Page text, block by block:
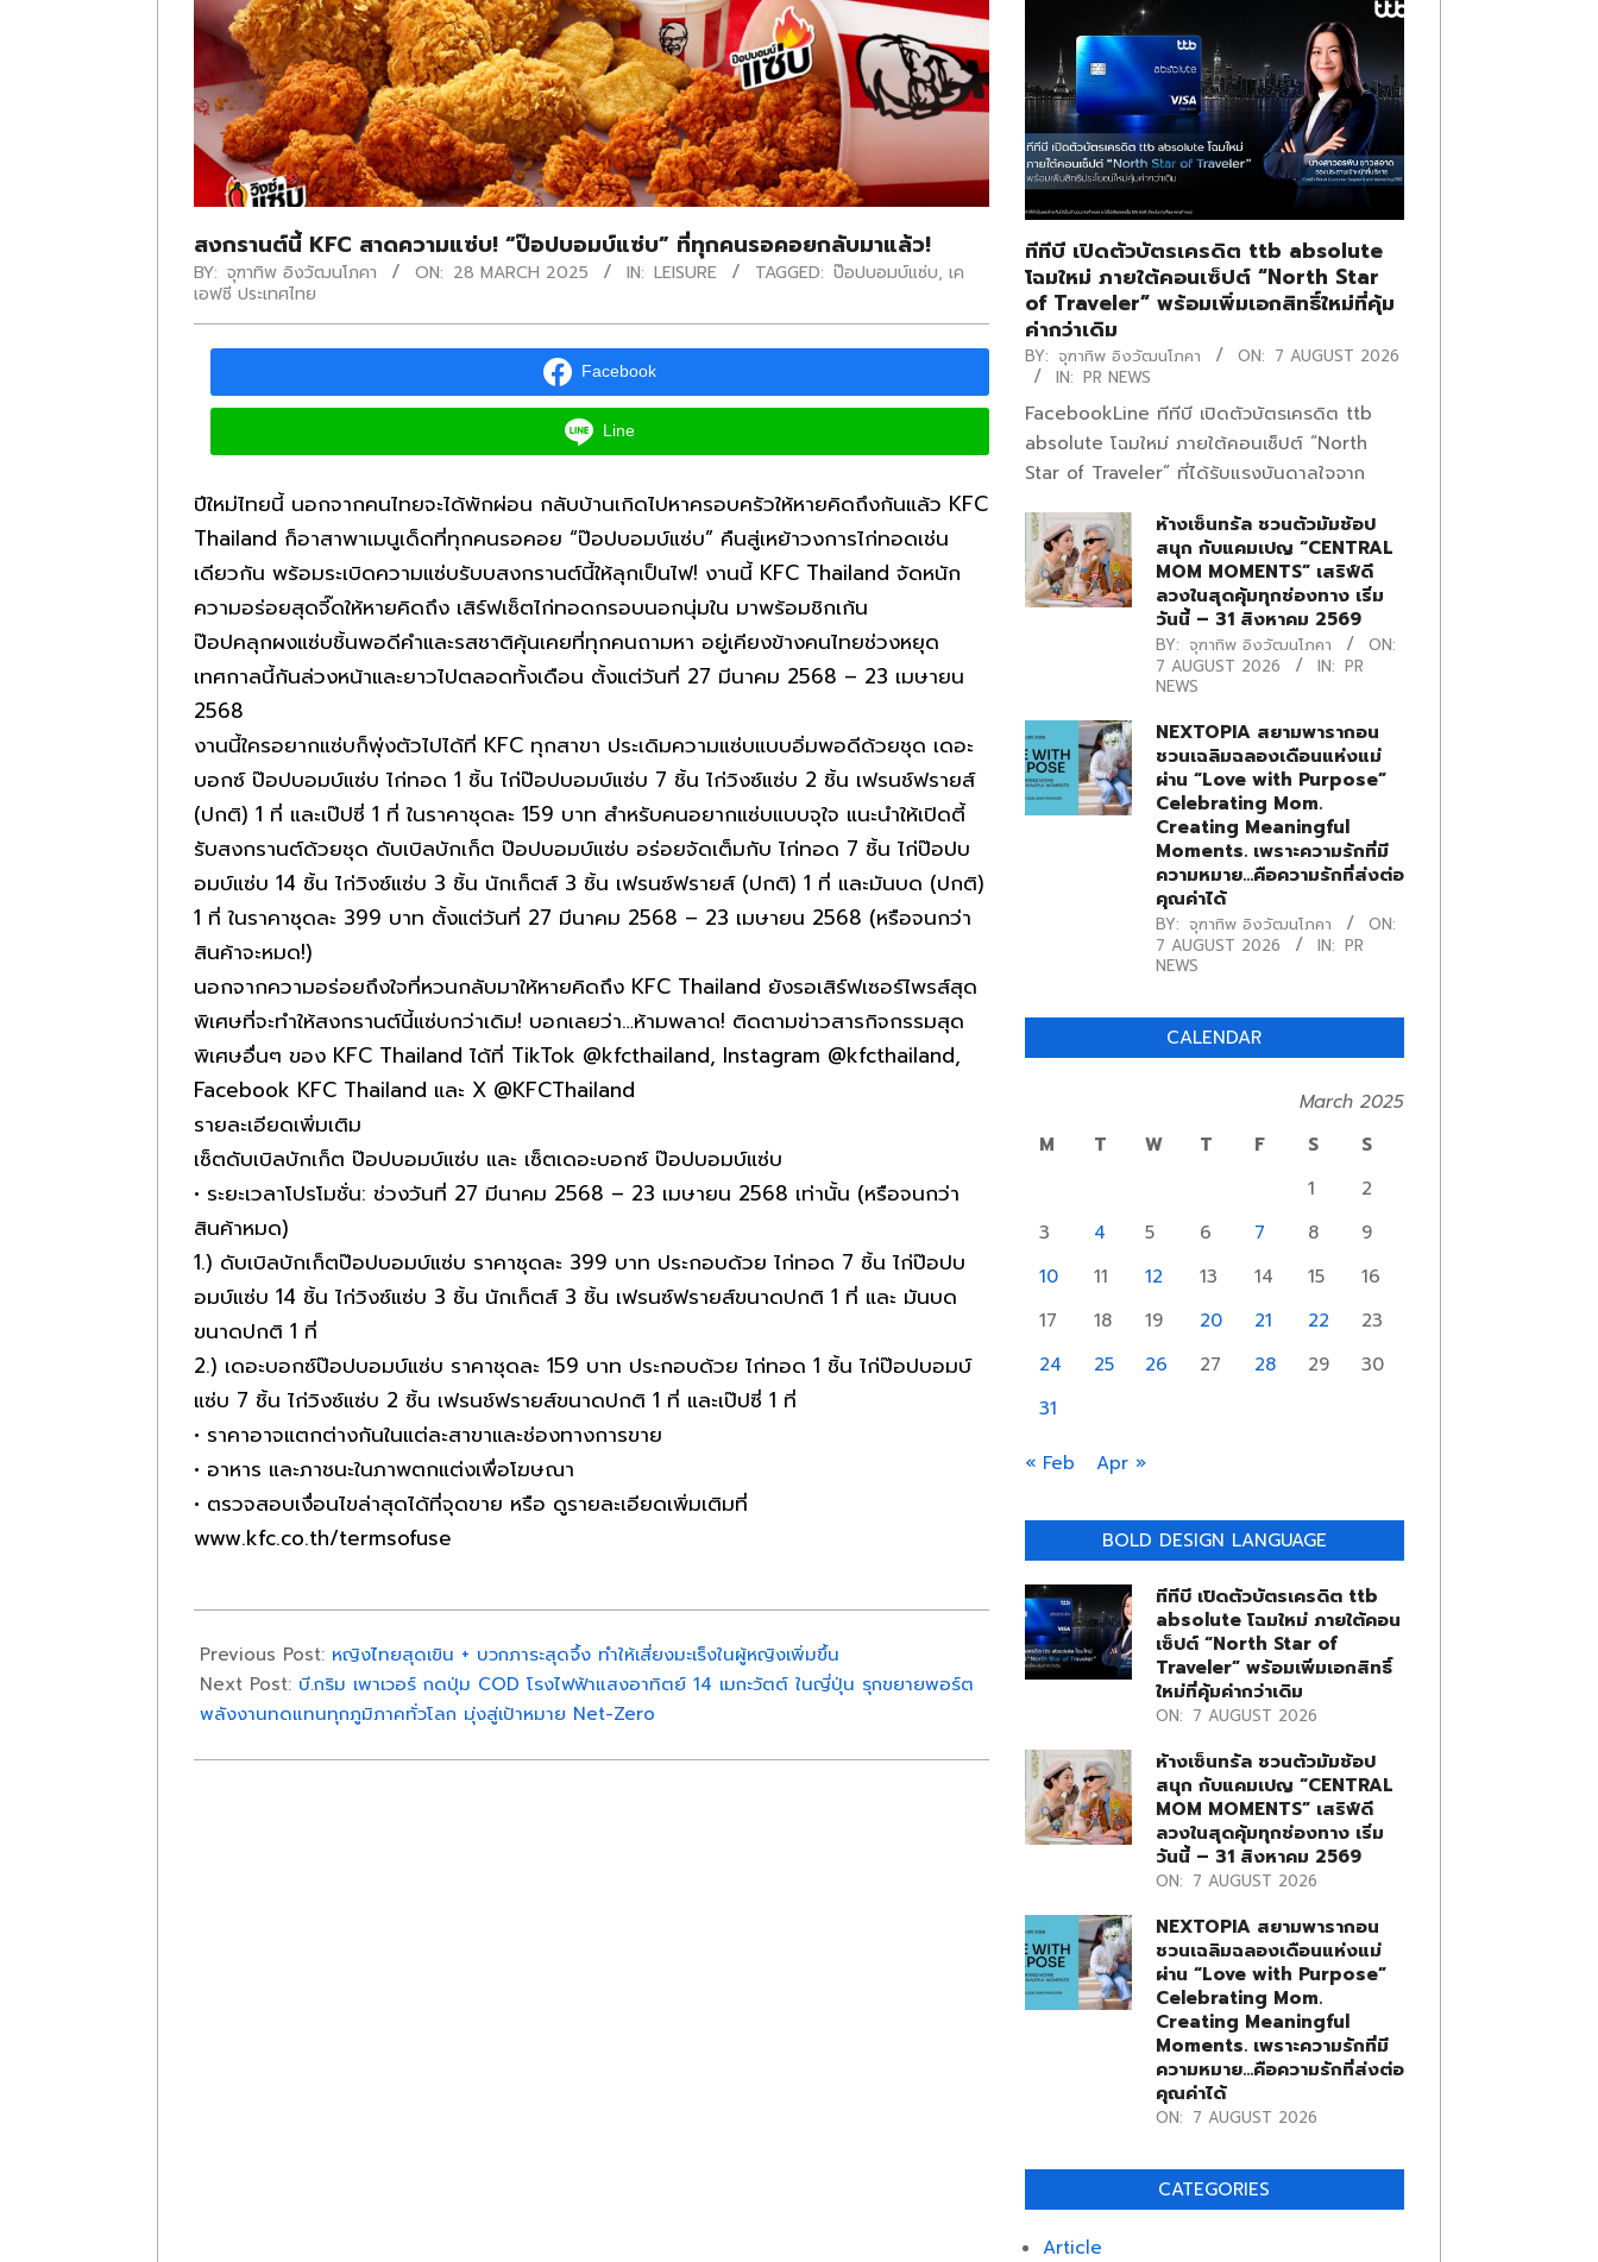
สงกรานต์นี้ KFC สาดความแซ่บ! “ป๊อปบอมบ์แซ่บ” ที่ทุกคนรอคอยกลับมาแล้ว!
BY: จุฑาทิพ อิงวัฒนโภคา ON: 28 MARCH 2025 IN: LEISURE TAGGED: ป๊อปบอมบ์แซ่บ, เค
เอฟซี ประเทศไทย
Facebook
Line
ปีใหม่ไทยนี้ นอกจากคนไทยจะได้พักผ่อน กลับบ้านเกิดไปหาครอบครัวให้หายคิดถึงกันแล้ว KFC
Thailand ก็อาสาพาเมนูเด็ดที่ทุกคนรอคอย “ป๊อปบอมบ์แซ่บ” คืนสู่เหย้าวงการไก่ทอดเช่น
เดียวกัน พร้อมระเบิดความแซ่บรับบสงกรานต์นี้ให้ลุกเป็นไฟ! งานนี้ KFC Thailand จัดหนัก
ความอร่อยสุดจี๊ดให้หายคิดถึง เสิร์ฟเซ็ตไก่ทอดกรอบนอกนุ่มใน มาพร้อมชิกเก้น
ป๊อปคลุกผงแซ่บชิ้นพอดีคำและรสชาติคุ้นเคยที่ทุกคนถามหา อยู่เคียงข้างคนไทยช่วงหยุด
เทศกาลนี้กันล่วงหน้าและยาวไปตลอดทั้งเดือน ตั้งแต่วันที่ 27 มีนาคม 2568 – 23 เมษายน
2568
งานนี้ใครอยากแซ่บก็พุ่งตัวไปได้ที่ KFC ทุกสาขา ประเดิมความแซ่บแบบอิ่มพอดีด้วยชุด เดอะ
บอกซ์ ป๊อปบอมบ์แซ่บ ไก่ทอด 1 ชิ้น ไก่ป๊อปบอมบ์แซ่บ 7 ชิ้น ไก่วิงซ์แซ่บ 2 ชิ้น เฟรนช์ฟรายส์
(ปกติ) 1 ที่ และเป๊ปซี่ 1 ที่ ในราคาชุดละ 159 บาท สำหรับคนอยากแซ่บแบบจุใจ แนะนำให้เปิดตี้
รับสงกรานต์ด้วยชุด ดับเบิลบักเก็ต ป๊อปบอมบ์แซ่บ อร่อยจัดเต็มกับ ไก่ทอด 7 ชิ้น ไก่ป๊อปบ
อมบ์แซ่บ 14 ชิ้น ไก่วิงซ์แซ่บ 3 ชิ้น นักเก็ตส์ 3 ชิ้น เฟรนซ์ฟรายส์ (ปกติ) 1 ที่ และมันบด (ปกติ)
1 ที่ ในราคาชุดละ 399 บาท ตั้งแต่วันที่ 27 มีนาคม 2568 – 23 เมษายน 2568 (หรือจนกว่า
สินค้าจะหมด!)
นอกจากความอร่อยถึงใจที่หวนกลับมาให้หายคิดถึง KFC Thailand ยังรอเสิร์ฟเซอร์ไพรส์สุด
พิเศษที่จะทำให้สงกรานต์นี้แซ่บกว่าเดิม! บอกเลยว่า…ห้ามพลาด! ติดตามข่าวสารกิจกรรมสุด
พิเศษอื่นๆ ของ KFC Thailand ได้ที่ TikTok @kfcthailand, Instagram @kfcthailand,
Facebook KFC Thailand และ X @KFCThailand
รายละเอียดเพิ่มเติม
เซ็ตดับเบิลบักเก็ต ป๊อปบอมบ์แซ่บ และ เซ็ตเดอะบอกซ์ ป๊อปบอมบ์แซ่บ
• ระยะเวลาโปรโมชั่น: ช่วงวันที่ 27 มีนาคม 2568 – 23 เมษายน 2568 เท่านั้น (หรือจนกว่า
สินค้าหมด)
1.) ดับเบิลบักเก็ตป๊อปบอมบ์แซ่บ ราคาชุดละ 399 บาท ประกอบด้วย ไก่ทอด 7 ชิ้น ไก่ป๊อปบ
อมบ์แซ่บ 14 ชิ้น ไก่วิงซ์แซ่บ 3 ชิ้น นักเก็ตส์ 3 ชิ้น เฟรนซ์ฟรายส์ขนาดปกติ 1 ที่ และ มันบด
ขนาดปกติ 1 ที่
2.) เดอะบอกซ์ป๊อปบอมบ์แซ่บ ราคาชุดละ 159 บาท ประกอบด้วย ไก่ทอด 1 ชิ้น ไก่ป๊อปบอมบ์
แซ่บ 7 ชิ้น ไก่วิงซ์แซ่บ 2 ชิ้น เฟรนช์ฟรายส์ขนาดปกติ 1 ที่ และเป๊ปซี่ 1 ที่
• ราคาอาจแตกต่างกันในแต่ละสาขาและช่องทางการขาย
• อาหาร และภาชนะในภาพตกแต่งเพื่อโฆษณา
• ตรวจสอบเงื่อนไขล่าสุดได้ที่จุดขาย หรือ ดูรายละเอียดเพิ่มเติมที่
www.kfc.co.th/termsofuse
03-
28
Previous Post: หญิงไทยสุดเขิน + บวกภาระสุดจึ้ง ทำให้เสี่ยงมะเร็งในผู้หญิงเพิ่มขึ้น
Next Post: บี.กริม เพาเวอร์ กดปุ่ม COD โรงไฟฟ้าแสงอาทิตย์ 14 เมกะวัตต์ ในญี่ปุ่น รุกขยายพอร์ต
พลังงานทดแทนทุกภูมิภาคทั่วโลก มุ่งสู่เป้าหมาย Net-Zero
ทีทีบี เปิดตัวบัตรเครดิต ttb absolute
โฉมใหม่ ภายใต้คอนเซ็ปต์ “North Star
of Traveler” พร้อมเพิ่มเอกสิทธิ์ใหม่ที่คุ้ม
ค่ากว่าเดิม
BY: จุฑาทิพ อิงวัฒนโภคา ON: 7 AUGUST 2026
IN: PR NEWS
FacebookLine ทีทีบี เปิดตัวบัตรเครดิต ttb
absolute โฉมใหม่ ภายใต้คอนเซ็ปต์ “North
Star of Traveler” ที่ได้รับแรงบันดาลใจจาก
ห้างเซ็นทรัล ชวนตัวมัมช้อป
สนุก กับแคมเปญ “CENTRAL
MOM MOMENTS” เสริฟ์ดี
ลวงในสุดคุ้มทุกช่องทาง เริ่ม
วันนี้ – 31 สิงหาคม 2569
BY: จุฑาทิพ อิงวัฒนโภคา
ON:
7 AUGUST 2026
IN: PR
NEWS
NEXTOPIA สยามพารากอน
ชวนเฉลิมฉลองเดือนแห่งแม่
ผ่าน “Love with Purpose”
Celebrating Mom.
Creating Meaningful
Moments. เพราะความรักที่มี
ความหมาย…คือความรักที่ส่งต่อ
คุณค่าได้
BY: จุฑาทิพ อิงวัฒนโภคา
ON:
7 AUGUST 2026
IN: PR
NEWS
CALENDAR
March 2025
M
T W T F S
S
1
2
3
4 5 6 7 8
9
10
11 12 13 14 15
16
17
18 19 20 21 22
23
24
25 26 27 28 29
30
31
« Feb Apr »
BOLD DESIGN LANGUAGE
ทีทีบี เปิดตัวบัตรเครดิต ttb
absolute โฉมใหม่ ภายใต้คอน
เซ็ปต์ “North Star of
Traveler” พร้อมเพิ่มเอกสิทธิ์
ใหม่ที่คุ้มค่ากว่าเดิม
ON: 7 AUGUST 2026
ห้างเซ็นทรัล ชวนตัวมัมช้อป
สนุก กับแคมเปญ “CENTRAL
MOM MOMENTS” เสริฟ์ดี
ลวงในสุดคุ้มทุกช่องทาง เริ่ม
วันนี้ – 31 สิงหาคม 2569
ON: 7 AUGUST 2026
NEXTOPIA สยามพารากอน
ชวนเฉลิมฉลองเดือนแห่งแม่
ผ่าน “Love with Purpose”
Celebrating Mom.
Creating Meaningful
Moments. เพราะความรักที่มี
ความหมาย…คือความรักที่ส่งต่อ
คุณค่าได้
ON: 7 AUGUST 2026
CATEGORIES
Article